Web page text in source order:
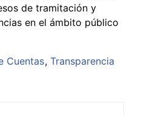
de tramitación y
en el ámbito público
Cuentas Transparencia